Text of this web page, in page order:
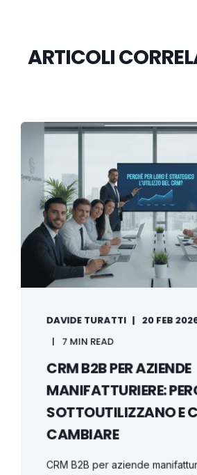
ARTICOLI
DAVIDE TURATTI
20 FEB
7 MIN READ
CRM B2B PER AZIENDE
MANIFATTURIERE:
SOTTOUTILIZZANO E
CAMBIARE
CRM B2B per aziende